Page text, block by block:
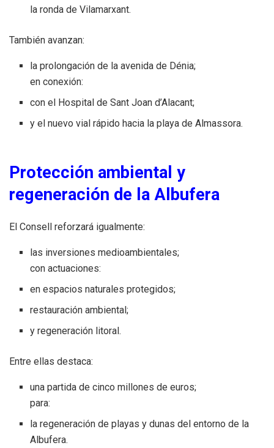
la ronda de Vilamarxant.
También avanzan:
la prolongación de la avenida de Dénia;
en conexión:
con el Hospital de Sant Joan d’Alacant;
y el nuevo vial rápido hacia la playa de Almassora.
Protección ambiental y
regeneración de la Albufera
El Consell reforzará igualmente:
las inversiones medioambientales;
con actuaciones:
en espacios naturales protegidos;
restauración ambiental;
y regeneración litoral.
Entre ellas destaca:
una partida de cinco millones de euros;
para:
la regeneración de playas y dunas del entorno de la
Albufera.